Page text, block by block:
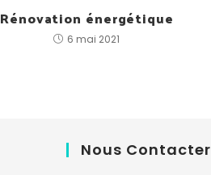
Rénovation énergétique
6 mai 2021
Nous Contacter